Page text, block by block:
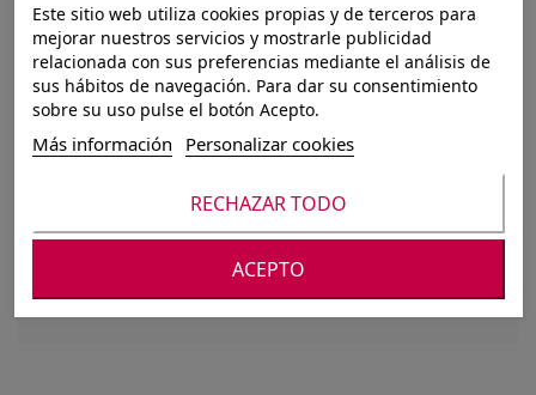
ELEFANTE RESINA
NUBIA
20X9.5X22.5CM
Para ver nuestros precios debes registrarte o
Este sitio web utiliza cookies propias y de terceros para
mejorar nuestros servicios y mostrarle publicidad
relacionada con sus preferencias mediante el análisis de
sus hábitos de navegación. Para dar su consentimiento
sobre su uso pulse el botón Acepto.
Más información Personalizar cookies
RECHAZAR TODO
ACEPTO